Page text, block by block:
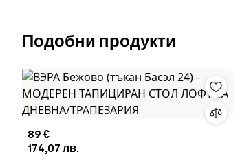
Подобни продукти
89 €
174,07 лв.